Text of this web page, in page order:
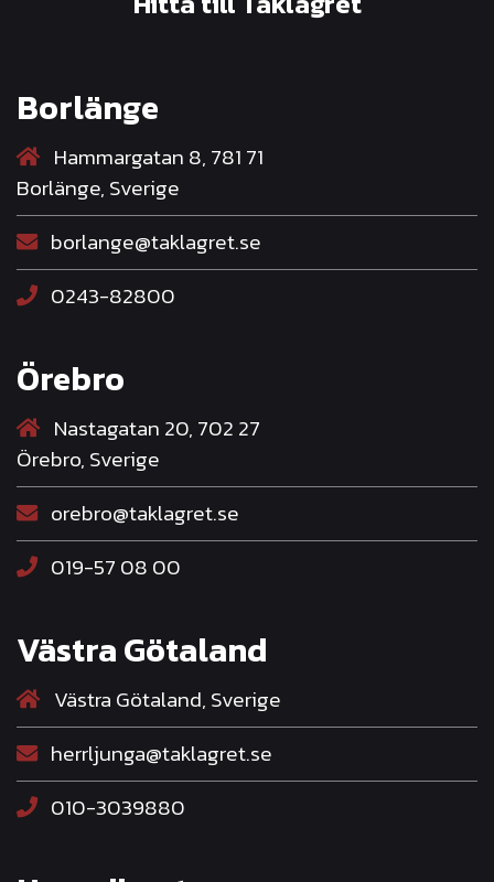
Borlänge
Hammargatan 8, 781 71
Borlänge, Sverige
borlange@taklagret.se
0243-82800
Örebro
Nastagatan 20, 702 27
Örebro, Sverige
orebro@taklagret.se
019-57 08 00
Västra Götaland
Västra Götaland, Sverige
herrljunga@taklagret.se
010-3039880